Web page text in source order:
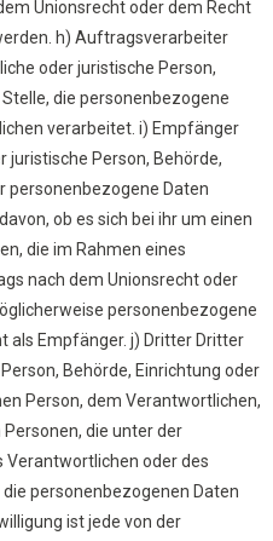
Unionsrecht oder dem Recht
h) Auftragsverarbeiter
oder juristische Person,
die personenbezogene
verarbeitet. i) Empfänger
juristische Person, Behörde,
personenbezogene Daten
ob es sich bei ihr um einen
die im Rahmen eines
nach dem Unionsrecht oder
personenbezogene
als Empfänger. j) Dritter Dritter
Behörde, Einrichtung oder
Person, dem Verantwortlichen,
die unter der
oder des
personenbezogenen Daten
ist jede von der